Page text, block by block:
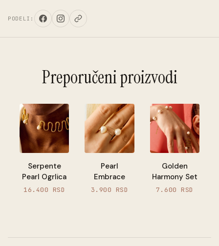
PODELI:
Preporučeni proizvodi
Serpente
Pearl Ogrlica
16.400 RSD
Pearl
Embrace
3.900 RSD
Golden
Harmony Set
7.600 RSD